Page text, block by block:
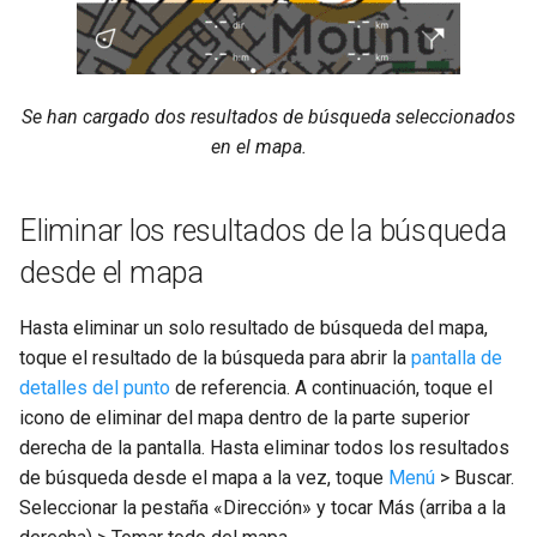
Se han cargado dos resultados de búsqueda seleccionados
en el mapa.
Eliminar los resultados de la búsqueda
desde el mapa
Hasta eliminar un solo resultado de búsqueda del mapa,
toque el resultado de la búsqueda para abrir la pantalla de
detalles del punto de referencia. A continuación, toque el
icono de eliminar del mapa dentro de la parte superior
derecha de la pantalla. Hasta eliminar todos los resultados
de búsqueda desde el mapa a la vez, toque Menú > Buscar.
Seleccionar la pestaña «Dirección» y tocar Más (arriba a la